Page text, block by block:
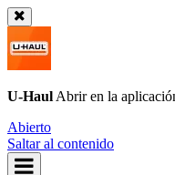
U-Haul Abrir en la
Abierto
Saltar al contenido